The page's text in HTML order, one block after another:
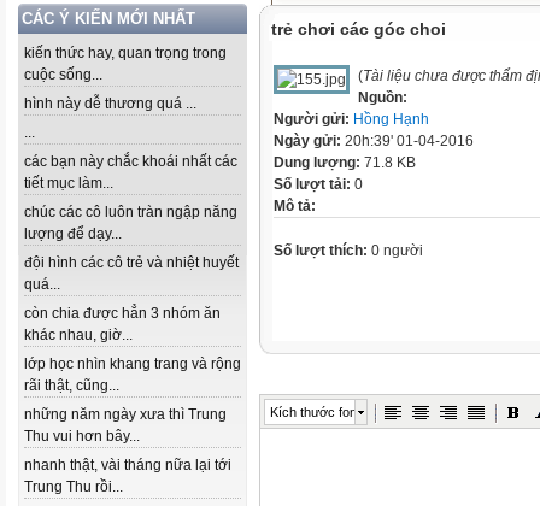
CÁC Ý KIẾN MỚI NHẤT
kiến thức hay, quan trọng trong
cuộc sống...
hình này dễ thương quá ...
...
các bạn này chắc khoái nhất các
tiết mục làm...
chúc các cô luôn tràn ngập năng
lượng để dạy...
đội hình các cô trẻ và nhiệt huyết
quá...
còn chia được hẳn 3 nhóm ăn
khác nhau, giờ...
lớp học nhìn khang trang và rộng
rãi thật, cũng...
những năm ngày xưa thì Trung
Thu vui hơn bây...
nhanh thật, vài tháng nữa lại tới
Trung Thu rồi...
trẻ chơi các góc choi
(Tài liệu chưa được thẩm
Nguồn:
Người gửi: Hồng Hạnh
Ngày gửi: 20h:39' 01-04-2016
Dung lượng: 71.8 KB
Số lượt tải: 0
Mô tả:
Số lượt thích: 0 người
Kích thước font